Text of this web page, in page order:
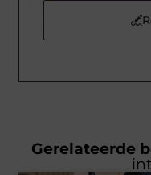
Gerelateerde